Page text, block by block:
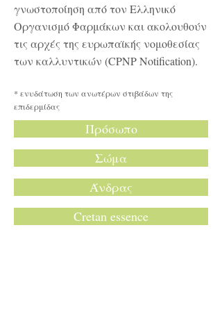
γνωστοποίηση από τον Ελληνικό
Οργανισμό Φαρμάκων και ακολουθούν
τις αρχές της ευρωπαϊκής νομοθεσίας
των καλλυντικών (CPNP Notification).
* ενυδάτωση των ανωτέρων στιβάδων της
επιδερμίδας
Πρόσωπο
Σώμα
Άνδρας
Cretan essence